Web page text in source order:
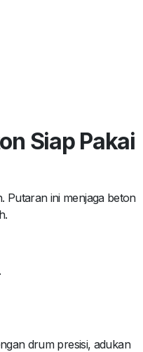
Siap Pakai
Putaran ini menjaga beton
drum presisi, adukan